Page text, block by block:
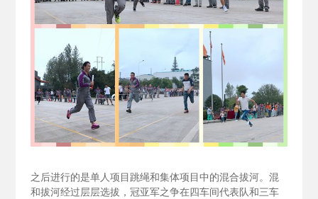
之后进行的是单人项目跳绳和集体项目中的混合拔河。混
和拔河经过层层选拔，冠亚军之争在四车间代表队和三车